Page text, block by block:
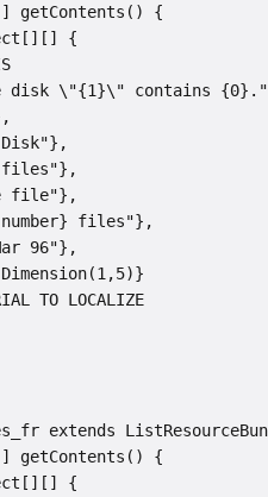
getContents() {
{
disk \"{1}\" contains
file"},
files"},
96"},
TO LOCALIZE
extends
getContents() {
{